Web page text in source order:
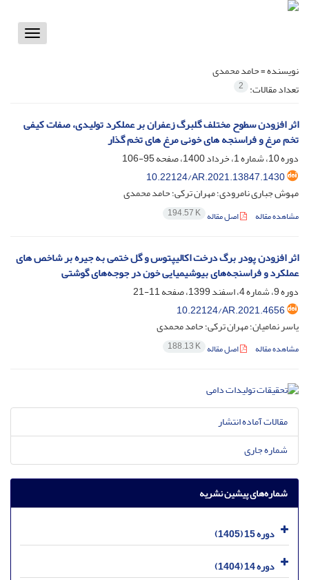
Toggle
نویسنده =حامد محمدی
تعداد مقالات: 2
اثر افزودن سطوح مختلف گلبرگ زعفران بر عملکرد تولیدی، صفات کیفی
تخم مرغ و فراسنجه های خونی مرغ های تخم گذار
دوره 10، شماره 1، خرداد 1400، صفحه
95-106
10.22124/AR.2021.13847.1430
مهوش جباری نامرودی؛ مهران ترکی؛ حامد محمدی
مشاهده مقاله اصل مقاله 194.57 K
اثر افزودن پودر برگ درخت اکالیپتوس و گل ختمی به جیره بر شاخص های
عملکرد و فراسنجه‌های بیوشیمیایی خون در جوجه‌های گوشتی
دوره 9، شماره 4، اسفند 1399، صفحه
11-21
10.22124/AR.2021.4656
یاسر نمامیان؛ مهران ترکی؛ حامد محمدی
مشاهده مقاله اصل مقاله 188.13 K
مقالات آماده انتشار
شماره جاری
شماره‌های پیشین نشریه
دوره 15 (1405)
دوره 14 (1404)